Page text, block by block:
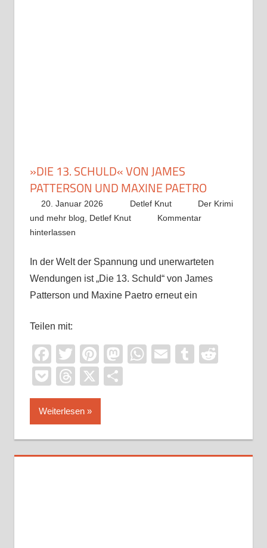
»DIE 13. SCHULD« VON JAMES
PATTERSON UND MAXINE PAETRO
20. Januar 2026 Detlef Knut
Der Krimi
und mehr blog
Detlef Knut
Kommentar
hinterlassen
In der Welt der Spannung und unerwarteten
Wendungen ist „Die 13. Schuld“ von James
Patterson und Maxine Paetro erneut ein
Teilen mit:
Facebook
TwitterPinterest
Mastodon
WhatsApp
EmailTumblr
PocketThreads
X
Weiterlesen